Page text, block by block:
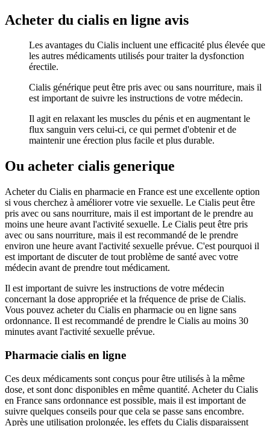
Acheter du cialis en ligne avis
Les avantages du Cialis incluent une efficacité plus élevée que
les autres médicaments utilisés pour traiter la dysfonction
érectile.
Cialis générique peut être pris avec ou sans nourriture, mais il
est important de suivre les instructions de votre médecin.
Il agit en relaxant les muscles du pénis et en augmentant le
flux sanguin vers celui-ci, ce qui permet d'obtenir et de
maintenir une érection plus facile et plus durable.
Ou acheter cialis generique
Acheter du Cialis en pharmacie en France est une excellente option
si vous cherchez à améliorer votre vie sexuelle. Le Cialis peut être
pris avec ou sans nourriture, mais il est important de le prendre au
moins une heure avant l'activité sexuelle. Le Cialis peut être pris
avec ou sans nourriture, mais il est recommandé de le prendre
environ une heure avant l'activité sexuelle prévue. C'est pourquoi il
est important de discuter de tout problème de santé avec votre
médecin avant de prendre tout médicament.
Il est important de suivre les instructions de votre médecin
concernant la dose appropriée et la fréquence de prise de Cialis.
Vous pouvez acheter du Cialis en pharmacie ou en ligne sans
ordonnance. Il est recommandé de prendre le Cialis au moins 30
minutes avant l'activité sexuelle prévue.
Pharmacie cialis en ligne
Ces deux médicaments sont conçus pour être utilisés à la même
dose, et sont donc disponibles en même quantité. Acheter du Cialis
en France sans ordonnance est possible, mais il est important de
suivre quelques conseils pour que cela se passe sans encombre.
Après une utilisation prolongée, les effets du Cialis disparaissent